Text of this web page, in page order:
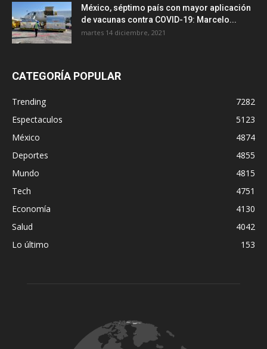
México, séptimo país con mayor aplicación
de vacunas contra COVID-19: Marcelo...
martes 14 diciembre, 2021
CATEGORÍA POPULAR
Trending
7282
Espectaculos
5123
México
4874
Deportes
4855
Mundo
4815
Tech
4751
Economía
4130
Salud
4042
Lo último
153